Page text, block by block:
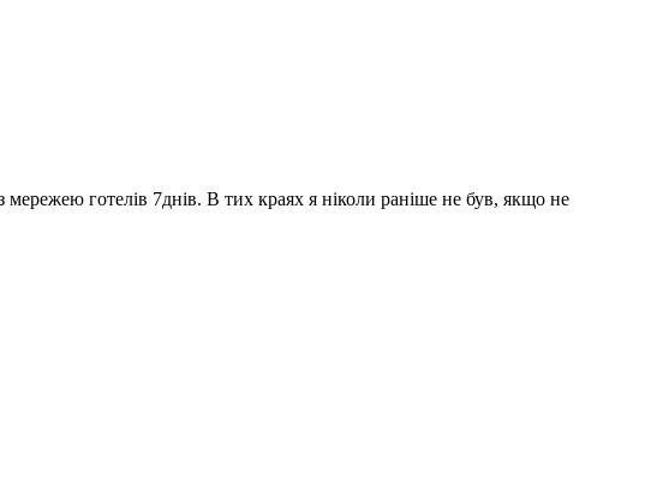
мережею готелів 7днів. В тих краях я ніколи раніше не був, якщо не